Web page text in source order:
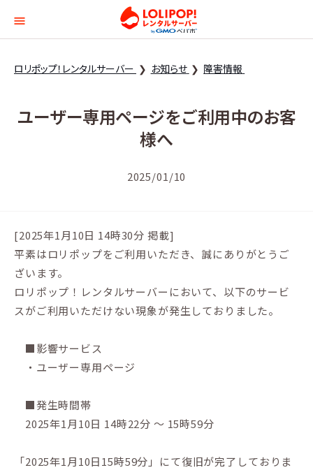
ロリポップ！レンタル
ロリポップ！レンタルサーバー お知らせ 障害情報
ユーザー専用ページをご利用中のお客
様へ
2025/01/10
[2025年1月10日 14時30分 掲載]
平素はロリポップをご利用いただき、誠にありがとうご
ざいます。
ロリポップ！レンタルサーバーにおいて、以下のサービ
スがご利用いただけない現象が発生しておりました。
■影響サービス
・ユーザー専用ページ
■発生時間帯
2025年1月10日 14時22分 ～ 15時59分
「2025年1月10日15時59分」にて復旧が完了しておりま